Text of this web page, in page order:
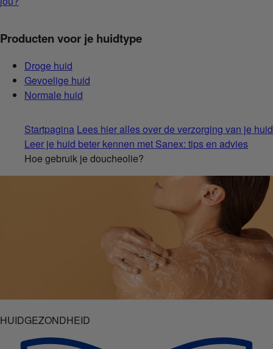
Producten voor je huidtype
Droge huid
Gevoelige huid
Normale huid
Startpagina Lees hier alles over de verzorging van je huid
Leer je huid beter kennen met Sanex: tips en advies
Hoe gebruik je doucheolie?
HUIDGEZONDHEID